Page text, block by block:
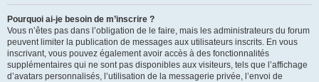
Pourquoi ai-je besoin de m’inscrire ?
Vous n’êtes pas dans l’obligation de le faire, mais les administrateurs du forum
peuvent limiter la publication de messages aux utilisateurs inscrits. En vous
inscrivant, vous pouvez également avoir accès à des fonctionnalités
supplémentaires qui ne sont pas disponibles aux visiteurs, tels que l’affichage
d’avatars personnalisés, l’utilisation de la messagerie privée, l’envoi de